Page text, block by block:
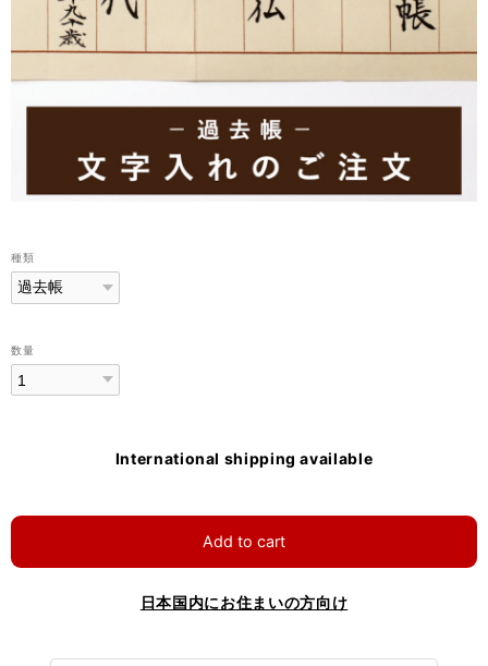
種類
数量
International shipping available
Add to cart
日本国内にお住まいの方向け